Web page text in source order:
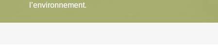
l’environnement.